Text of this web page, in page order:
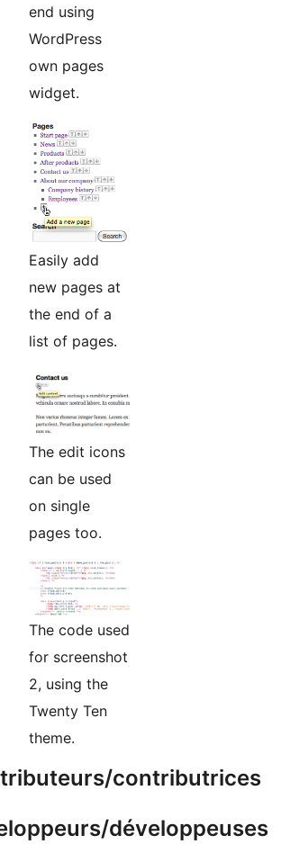
end using
WordPress
own pages
widget.
Easily add
new pages at
the end of a
list of pages.
The edit icons
can be used
on single
pages too.
The code used
for screenshot
2, using the
Twenty Ten
theme.
contributrices
développeuses